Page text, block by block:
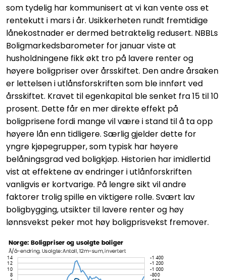
som tydelig har kommunisert at vi kan vente oss et
rentekutt i mars i år. Usikkerheten rundt fremtidige
lånekostnader er dermed betraktelig redusert. NBBLs
Boligmarkedsbarometer for januar viste at
husholdningene fikk økt tro på lavere renter og
høyere boligpriser over årsskiftet. Den andre årsaken
er lettelsen i utlånsforskriften som ble innført ved
årsskiftet. Kravet til egenkapital ble senket fra 15 til 10
prosent. Dette får en mer direkte effekt på
boligprisene fordi mange vil være i stand til å ta opp
høyere lån enn tidligere. Særlig gjelder dette for
yngre kjøpegrupper, som typisk har høyere
belåningsgrad ved boligkjøp. Historien har imidlertid
vist at effektene av endringer i utlånforskriften
vanligvis er kortvarige. På lengre sikt vil andre
faktorer trolig spille en viktigere rolle. Svært lav
boligbygging, utsikter til lavere renter og høy
lønnsvekst peker mot høy boligprisvekst fremover.